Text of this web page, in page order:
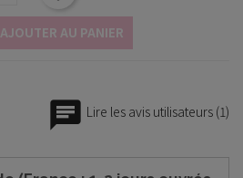
AJOUTER AU PANIER
Lire les avis utilisateurs (1)